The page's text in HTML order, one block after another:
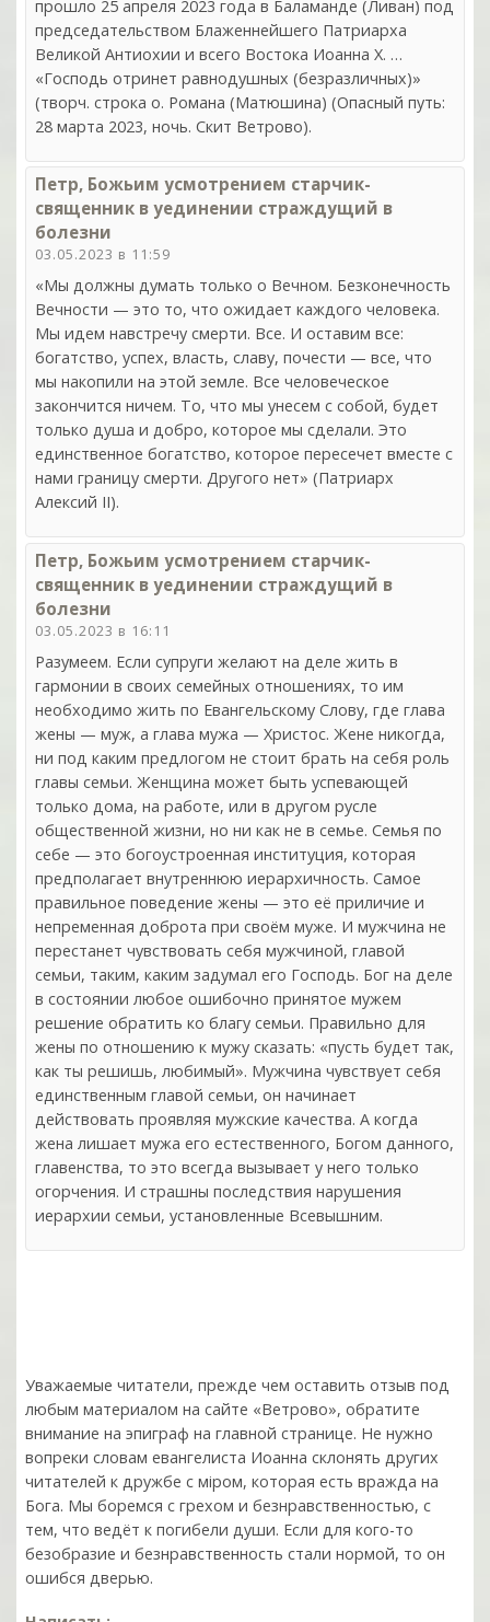
прошло 25 апреля 2023 года в Баламанде (Ливан) под
председательством Блаженнейшего Патриарха
Великой Антиохии и всего Востока Иоанна Х. …
«Господь отринет равнодушных (безразличных)»
(творч. строка о. Романа (Матюшина) (Опасный путь:
28 марта 2023, ночь. Скит Ветрово).
Петр, Божьим усмотрением старчик-
священник в уединении страждущий в
болезни
03.05.2023 в 11:59
«Мы должны думать только о Вечном. Безконечность
Вечности — это то, что ожидает каждого человека.
Мы идем навстречу смерти. Все. И оставим все:
богатство, успех, власть, славу, почести — все, что
мы накопили на этой земле. Все человеческое
закончится ничем. То, что мы унесем с собой, будет
только душа и добро, которое мы сделали. Это
единственное богатство, которое пересечет вместе с
нами границу смерти. Другого нет» (Патриарх
Алексий II).
Петр, Божьим усмотрением старчик-
священник в уединении страждущий в
болезни
03.05.2023 в 16:11
Разумеем. Если супруги желают на деле жить в
гармонии в своих семейных отношениях, то им
необходимо жить по Евангельскому Слову, где глава
жены — муж, а глава мужа — Христос. Жене никогда,
ни под каким предлогом не стоит брать на себя роль
главы семьи. Женщина может быть успевающей
только дома, на работе, или в другом русле
общественной жизни, но ни как не в семье. Семья по
себе — это богоустроенная институция, которая
предполагает внутреннюю иерархичность. Самое
правильное поведение жены — это её приличие и
непременная доброта при своём муже. И мужчина не
перестанет чувствовать себя мужчиной, главой
семьи, таким, каким задумал его Господь. Бог на деле
в состоянии любое ошибочно принятое мужем
решение обратить ко благу семьи. Правильно для
жены по отношению к мужу сказать: «пусть будет так,
как ты решишь, любимый». Мужчина чувствует себя
единственным главой семьи, он начинает
действовать проявляя мужские качества. А когда
жена лишает мужа его естественного, Богом данного,
главенства, то это всегда вызывает у него только
огорчения. И страшны последствия нарушения
иерархии семьи, установленные Всевышним.
Уважаемые читатели, прежде чем оставить отзыв под
любым материалом на сайте «Ветрово», обратите
внимание на эпиграф на главной странице. Не нужно
вопреки словам евангелиста Иоанна склонять других
читателей к дружбе с мiром, которая есть вражда на
Бога. Мы боремся с грехом и без­нрав­ствен­ностью, с
тем, что ведёт к погибели души. Если для кого-то
безобразие и безнравственность стали нормой, то он
ошибся дверью.